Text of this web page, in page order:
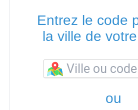
Entrez le code
la ville de
ou